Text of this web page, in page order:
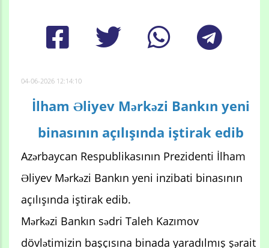
04-06-2026 12:14:10
İlham Əliyev Mərkəzi Bankın yeni
binasının açılışında iştirak edib
Azərbaycan Respublikasının Prezidenti İlham
Əliyev Mərkəzi Bankın yeni inzibati binasının
açılışında iştirak edib.
Mərkəzi Bankın sədri Taleh Kazımov
dövlətimizin başçısına binada yaradılmış şərait